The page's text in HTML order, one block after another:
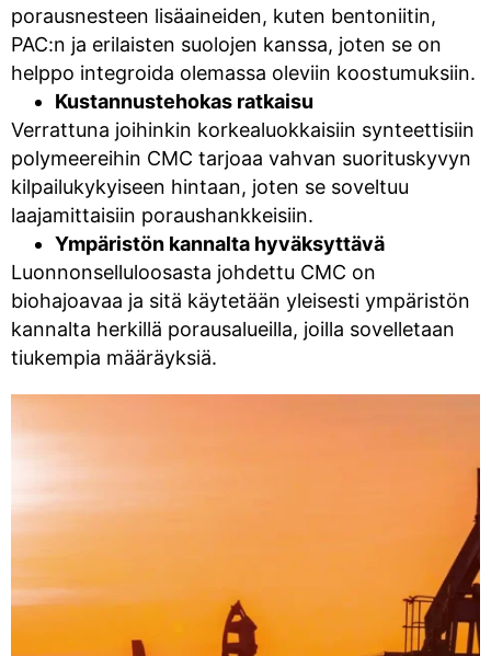
porausnesteen lisäaineiden, kuten bentoniitin,
PAC:n ja erilaisten suolojen kanssa, joten se on
helppo integroida olemassa oleviin koostumuksiin.
Kustannustehokas ratkaisu
Verrattuna joihinkin korkealuokkaisiin synteettisiin
polymeereihin CMC tarjoaa vahvan suorituskyvyn
kilpailukykyiseen hintaan, joten se soveltuu
laajamittaisiin poraushankkeisiin.
Ympäristön kannalta hyväksyttävä
Luonnonselluloosasta johdettu CMC on
biohajoavaa ja sitä käytetään yleisesti ympäristön
kannalta herkillä porausalueilla, joilla sovelletaan
tiukempia määräyksiä.